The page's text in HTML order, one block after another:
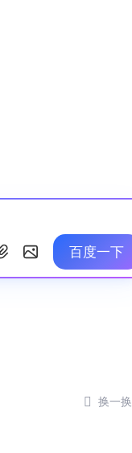
百度一下
 换一换